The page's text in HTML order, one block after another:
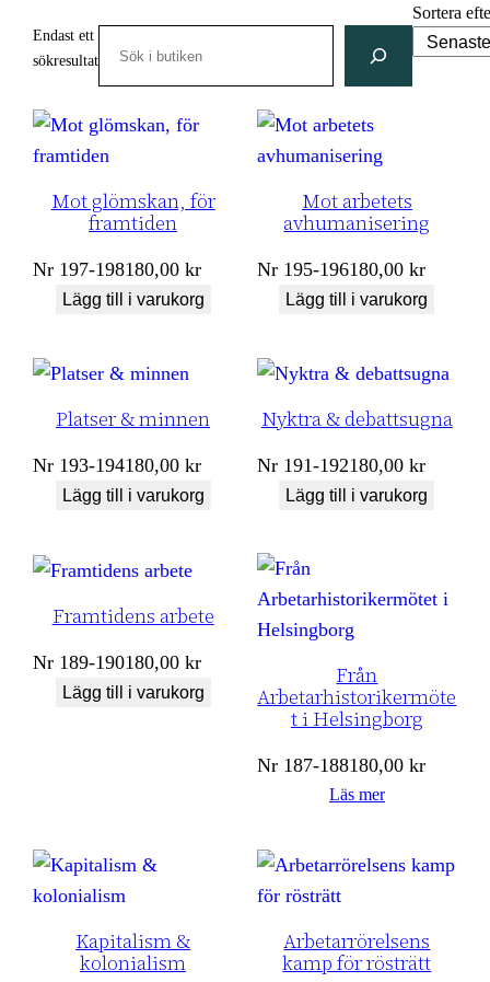
Endast ett
sökresultat
Sortera
Mot glömskan, för
framtiden
Nr 197-198180,00kr
Lägg till i varukorg
Mot arbetets
avhumanisering
Nr 195-196180,00kr
Lägg till i varukorg
Platser & minnen
Nr 193-194180,00kr
Lägg till i varukorg
Nyktra & debattsugna
Nr 191-192180,00kr
Lägg till i varukorg
Framtidens arbete
Nr 189-190180,00kr
Lägg till i varukorg
Från
Arbetarhistorikermöte
t i Helsingborg
Nr 187-188180,00kr
Läs mer
Kapitalism &
kolonialism
Arbetarrörelsens
kamp för rösträtt